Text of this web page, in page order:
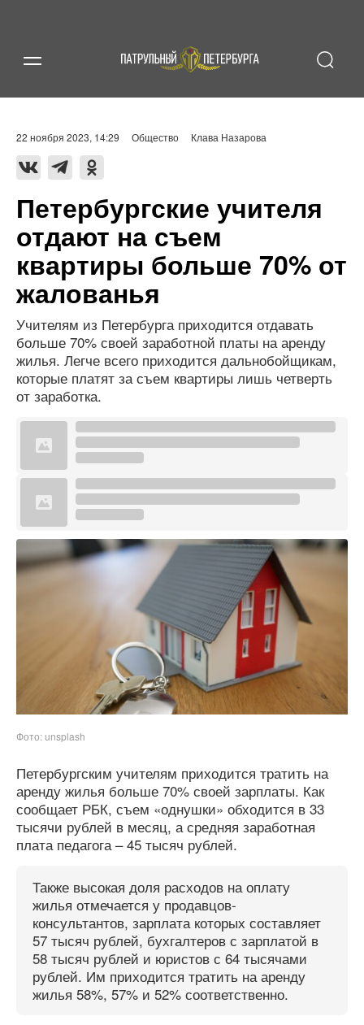
22 ноября 2023, 14:29 Общество Клава Назарова
Петербургские учителя
отдают на съем
квартиры больше 70% от
жалованья
Учителям из Петербурга приходится отдавать
больше 70% своей заработной платы на аренду
жилья. Легче всего приходится дальнобойщикам,
которые платят за съем квартиры лишь четверть
от заработка.
Фото: unsplash
Петербургским учителям приходится тратить на
аренду жилья больше 70% своей зарплаты. Как
сообщает РБК, съем «однушки» обходится в 33
тысячи рублей в месяц, а средняя заработная
плата педагога – 45 тысяч рублей.
Также высокая доля расходов на оплату
жилья отмечается у продавцов-
консультантов, зарплата которых составляет
57 тысяч рублей, бухгалтеров с зарплатой в
58 тысяч рублей и юристов с 64 тысячами
рублей. Им приходится тратить на аренду
жилья 58%, 57% и 52% соответственно.